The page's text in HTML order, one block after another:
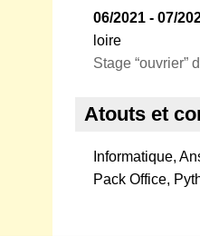
06/2021 - 07/
loire
Stage “ouvrier”
Atouts et
Informatique,
Pack Office,